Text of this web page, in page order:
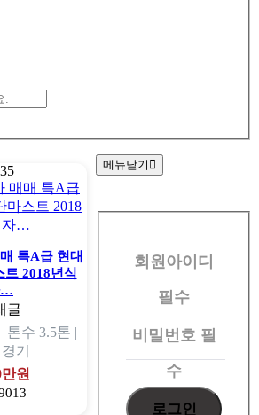
특A급 현대
트 2018년식
…
톤수 3.5톤 |
경기
원
메뉴닫기
회
회원아이디
필수
비밀번호 필
수